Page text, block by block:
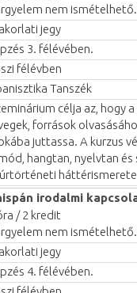
nem ismételhető.
jegy
3. félévében.
félévben
Tanszék
célja az, hogy
források
juttassa. A kurzus
hangtan, nyelvtan
irodalmi
/ 2 kredit
nem ismételhető.
jegy
4. félévében.